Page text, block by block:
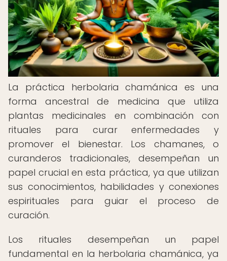
La práctica herbolaria chamánica es una
forma ancestral de medicina que utiliza
plantas medicinales en combinación con
rituales para curar enfermedades y
promover el bienestar. Los chamanes, o
curanderos tradicionales, desempeñan un
papel crucial en esta práctica, ya que utilizan
sus conocimientos, habilidades y conexiones
espirituales para guiar el proceso de
curación.
Los rituales desempeñan un papel
fundamental en la herbolaria chamánica, ya